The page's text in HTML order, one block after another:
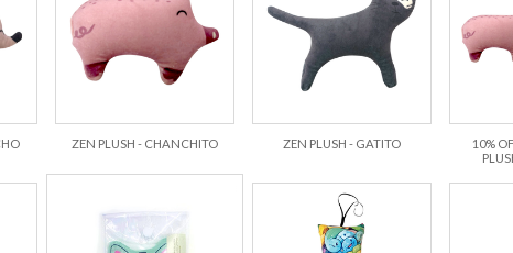
ZEN PLUSH - CHANCHITO ZEN PLUSH - GATITO
10%